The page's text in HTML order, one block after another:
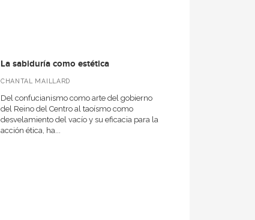
La sabiduría como estética
CHANTAL MAILLARD
Del confucianismo como arte del gobierno
del Reino del Centro al taoísmo como
desvelamiento del vacío y su eficacia para la
acción ética, ha...